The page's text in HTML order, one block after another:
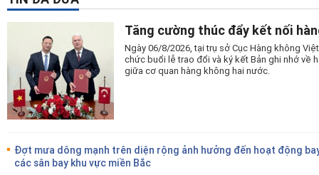
Tăng cường thúc đẩy kết nối
Ngày 06/8/2026, tại trụ sở Cục Hàng không
chức buổi lễ trao đổi và ký kết Bản ghi nhớ về
giữa cơ quan hàng không hai nước.
Đợt mưa dông mạnh trên diện rộng ảnh hưởng đến hoạt động
các sân bay khu vực miền Bắc